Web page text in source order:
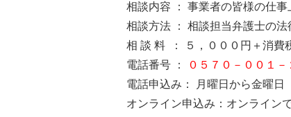
相談内容 ： 事業者の皆様の仕事
相談方法 ： 相談担当弁護士の
相 談 料 ： ５，０００円＋消費
電話番号 ：
０５７０－００１－
電話申込み： 月曜日から金曜
オンライン申込み：オンライン